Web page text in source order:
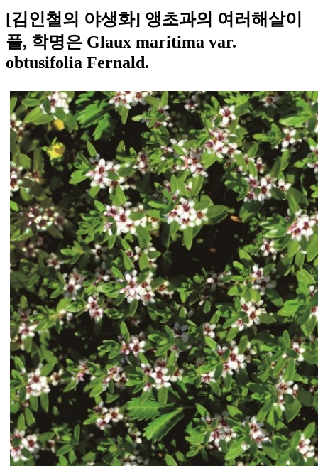
[김인철의 야생화] 앵초과의 여러해살이
풀, 학명은 Glaux maritima var.
obtusifolia Fernald.